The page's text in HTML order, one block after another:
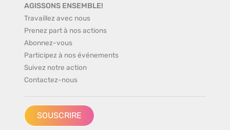
AGISSONS ENSEMBLE!
Travaillez avec nous
Prenez part à nos actions
Abonnez-vous
Participez à nos événements
Suivez notre action
Contactez-nous
SOUSCRIRE